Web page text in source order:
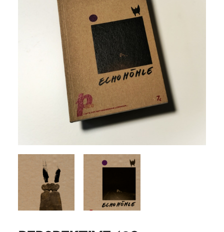
MOSAIK – HAUPTSEITE